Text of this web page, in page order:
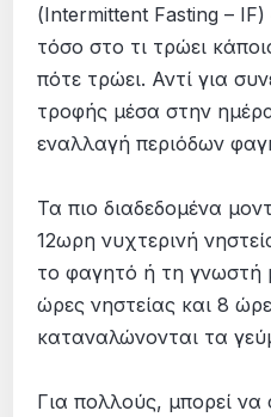
(Intermittent Fasting – IF)
τόσο στο τι τρώει
πότε τρώει. Αντί για
τροφής μέσα στην
εναλλαγή περιόδων
Τα πιο διαδεδομένα
12ωρη νυχτερινή
το φαγητό ή τη γνωστή
ώρες νηστείας και 8
καταναλώνονται τα
Για πολλούς, μπορεί να